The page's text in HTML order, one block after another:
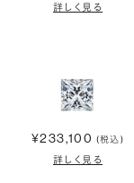
詳しく見る
¥233,100 (税込)
詳しく見る